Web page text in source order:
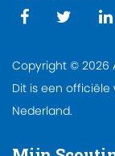
Copyright © 2026
Dit is een
Nederland.